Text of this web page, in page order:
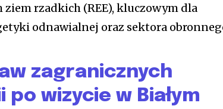
rzadkich (REE), kluczowym dla
odnawialnej oraz sektora
zagranicznych
po wizycie w Białym